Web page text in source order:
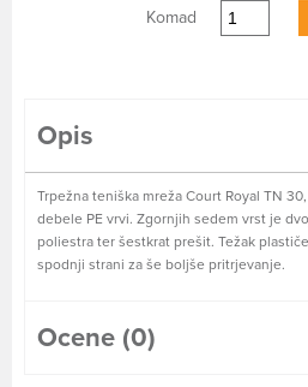
Komad
Opis
Trpežna teniška mreža Court Royal TN
debele PE vrvi. Zgornjih sedem vrst je
poliestra ter šestkrat prešit. Težak
spodnji strani za še boljše pritrjevanje.
Ocene (0)